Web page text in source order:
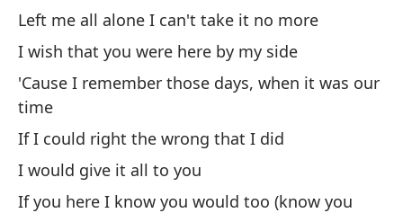
Left me all alone I can't take it no more
I wish that you were here by my side
'Cause I remember those days, when it was our
time
If I could right the wrong that I did
I would give it all to you
If you here I know you would too (know you